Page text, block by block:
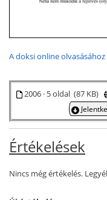
A doksi online
2006 · 5 oldal (87 KB)
Értékelések
Nincs még értékelés.